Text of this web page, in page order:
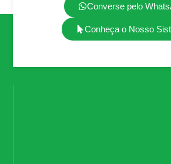
Converse pelo
Conheça o Nosso